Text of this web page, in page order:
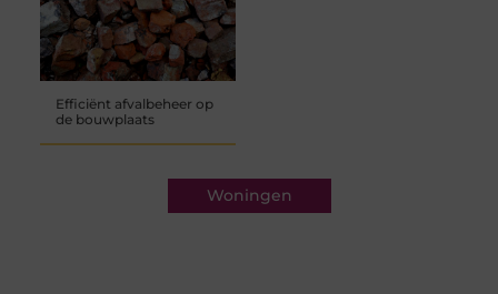
Efficiënt afvalbeheer op
de bouwplaats
Woningen